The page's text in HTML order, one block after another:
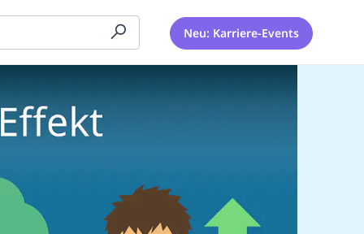
Neu: Karriere-Events